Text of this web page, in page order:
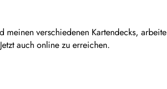
meinen verschiedenen Kartendecks, arbeite
auch online zu erreichen.